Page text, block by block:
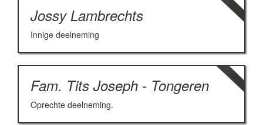
Jossy Lambrechts
Innige deelneming
Fam. Tits Joseph - Tongeren
Oprechte deelneming.